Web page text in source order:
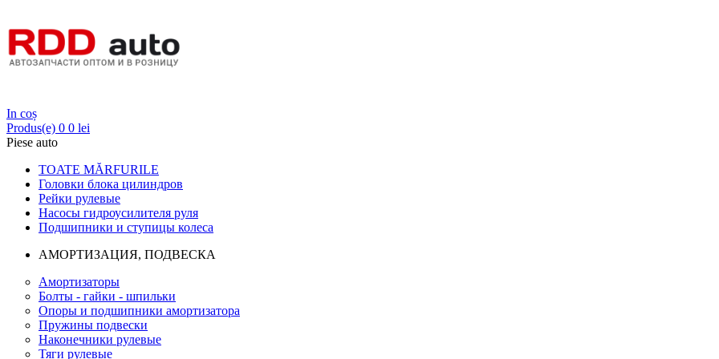
In coș
Produs(e) 0 0 lei
Piese auto
TOATE MĂRFURILE
Головки блока цилиндров
Рейки рулевые
Насосы гидроусилителя руля
Подшипники и ступицы колеса
АМОРТИЗАЦИЯ, ПОДВЕСКА
Амортизаторы
Болты - гайки - шпильки
Опоры и подшипники амортизатора
Пружины подвески
Наконечники рулевые
Тяги рулевые